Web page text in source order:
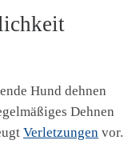
Hund dehnen
Dehnen
Verletzungen vor.